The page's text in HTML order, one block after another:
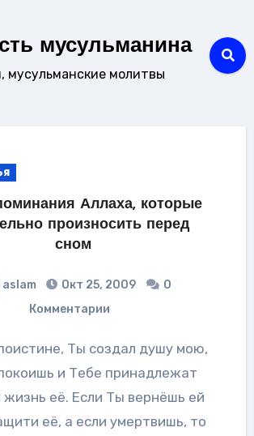
мусульманина
мусульманские молитвы
Аллаха, которые
произносить перед
сном
aslam Окт 25, 2009
0
Комментарии
и Тебе принадлежат
жизнь её. Если Ты вернёшь ей
её, а если умертвишь, то